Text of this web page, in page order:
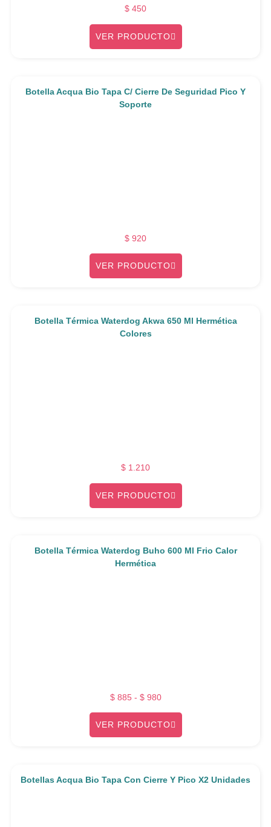
$ 450
VER PRODUCTO
Botella Acqua Bio Tapa C/ Cierre De Seguridad Pico Y
Soporte
$ 920
VER PRODUCTO
Botella Térmica Waterdog Akwa 650 Ml Hermética
Colores
$ 1.210
VER PRODUCTO
Botella Térmica Waterdog Buho 600 Ml Frio Calor
Hermética
$885 - $980
VER PRODUCTO
Botellas Acqua Bio Tapa Con Cierre Y Pico X2 Unidades